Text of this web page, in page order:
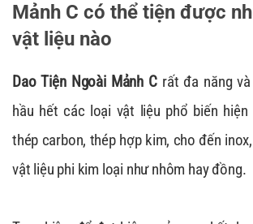
Mảnh C có thể tiện được
vật liệu nào
Dao Tiện Ngoài Mảnh Crất đa năng
hầu hết các loại vật liệu phổ biến
thép carbon, thép hợp kim, cho đến
vật liệu phi kim loại như nhôm hay đồng.